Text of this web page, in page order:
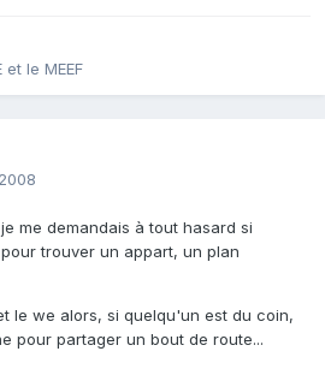
et le MEEF
me demandais à tout hasard si
trouver un appart, un plan
le we alors, si quelqu'un est du coin,
pour partager un bout de route...